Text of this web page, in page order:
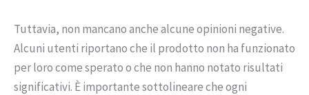
Tuttavia, non mancano anche alcune opinioni negative.
Alcuni utenti riportano che il prodotto non ha funzionato
per loro come sperato o che non hanno notato risultati
significativi. È importante sottolineare che ogni